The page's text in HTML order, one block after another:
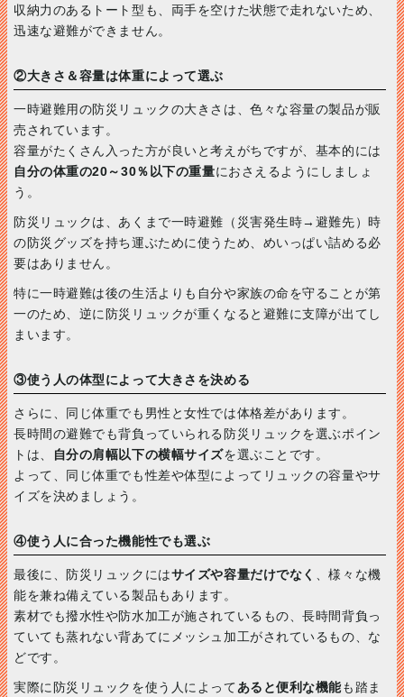
収納力のあるトート型も、両手を空けた状態で走れないため、
迅速な避難ができません。
②大きさ＆容量は体重によって選ぶ
一時避難用の防災リュックの大きさは、色々な容量の製品が販
売されています。
容量がたくさん入った方が良いと考えがちですが、基本的には
自分の体重の20～30％以下の重量におさえるようにしましょ
う。
防災リュックは、あくまで一時避難（災害発生時→避難先）時
の防災グッズを持ち運ぶために使うため、めいっぱい詰める必
要はありません。
特に一時避難は後の生活よりも自分や家族の命を守ることが第
一のため、逆に防災リュックが重くなると避難に支障が出てし
まいます。
③使う人の体型によって大きさを決める
さらに、同じ体重でも男性と女性では体格差があります。
長時間の避難でも背負っていられる防災リュックを選ぶポイン
トは、
自分の肩幅以下の横幅サイズを選ぶことです。
よって、同じ体重でも性差や体型によってリュックの容量やサ
イズを決めましょう。
④使う人に合った機能性でも選ぶ
最後に、防災リュックにはサイズや容量だけでなく
、様々な機
能を兼ね備えている製品もあります。
素材でも撥水性や防水加工が施されているもの、長時間背負っ
ていても蒸れない背あてにメッシュ加工がされているもの、な
どです。
実際に防災リュックを使う人によってあると便利な機能も踏ま